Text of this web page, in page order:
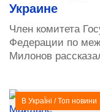
Украине
Член комитета
Федерации по
Милонов
В УкраЇні /Топ новини